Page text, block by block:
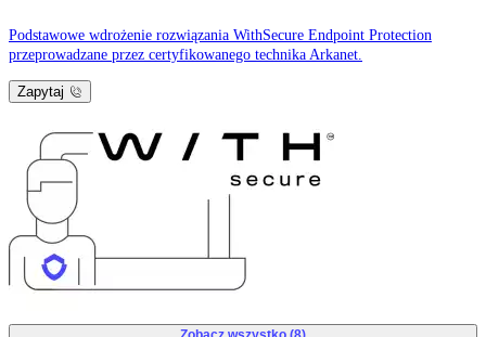
Podstawowe wdrożenie rozwiązania WithSecure Endpoint Protection
przeprowadzane przez certyfikowanego technika Arkanet.
Zapytaj